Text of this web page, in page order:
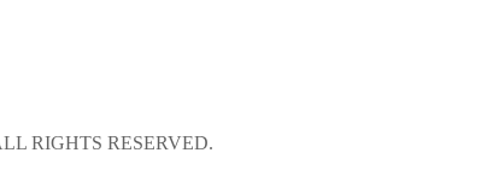
RIGHTS RESERVED.